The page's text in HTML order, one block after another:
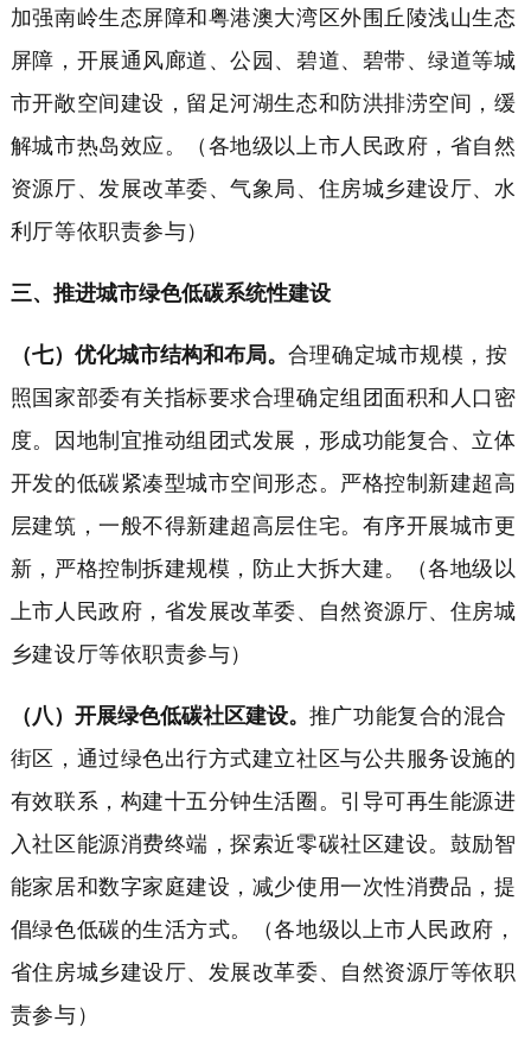
加强南岭生态屏障和粤港澳大湾区外围丘陵浅山生态
屏障，开展通风廊道、公园、碧道、碧带、绿道等城
市开敞空间建设，留足河湖生态和防洪排涝空间，缓
解城市热岛效应。（各地级以上市人民政府，省自然
资源厅、发展改革委、气象局、住房城乡建设厅、水
利厅等依职责参与）
三、推进城市绿色低碳系统性建设
（七）优化城市结构和布局。 合理确定城市规模，按
照国家部委有关指标要求合理确定组团面积和人口密
度。因地制宜推动组团式发展，形成功能复合、立体
开发的低碳紧凑型城市空间形态。严格控制新建超高
层建筑，一般不得新建超高层住宅。有序开展城市更
新，严格控制拆建规模，防止大拆大建。（各地级以
上市人民政府，省发展改革委、自然资源厅、住房城
乡建设厅等依职责参与）
（八）开展绿色低碳社区建设。 推广功能复合的混合
街区，通过绿色出行方式建立社区与公共服务设施的
有效联系，构建十五分钟生活圈。引导可再生能源进
入社区能源消费终端，探索近零碳社区建设。鼓励智
能家居和数字家庭建设，减少使用一次性消费品，提
倡绿色低碳的生活方式。（各地级以上市人民政府，
省住房城乡建设厅、发展改革委、自然资源厅等依职
责参与）